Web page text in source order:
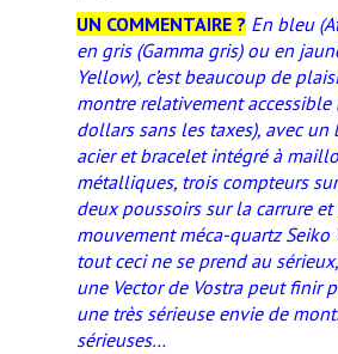
UN COMMENTAIRE ? En bleu
en gris (Gamma gris) ou en
Yellow), c’est beaucoup de
montre relativement accessible
dollars sans les taxes), avec un
acier et bracelet intégré à
métalliques, trois compteurs
deux poussoirs sur la carrure et
mouvement méca-quartz Seiko
tout ceci ne se prend au
une Vector de Vostra peut finir
une très sérieuse envie de
sérieuses…